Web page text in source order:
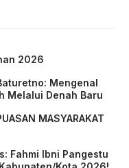
2026
Mengenal
Melalui Denah Baru
MASYARAKAT
Fahmi Ibni Pangestu